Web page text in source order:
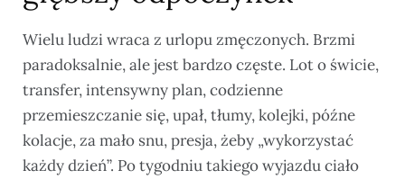
Wielu ludzi wraca z urlopu zmęczonych. Brzmi
paradoksalnie, ale jest bardzo częste. Lot o świcie,
transfer, intensywny plan, codzienne
przemieszczanie się, upał, tłumy, kolejki, późne
kolacje, za mało snu, presja, żeby „wykorzystać
każdy dzień”. Po tygodniu takiego wyjazdu ciało